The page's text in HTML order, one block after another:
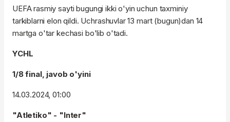
UEFA rasmiy sayti bugungi ikki o'yin uchun taxminiy
tarkiblarni elon qildi. Uchrashuvlar 13 mart (bugun)dan 14
martga o'tar kechasi bo'lib o'tadi.
YCHL
1/8 final, javob o'yini
14.03.2024, 01:00
"Atletiko" - "Inter"